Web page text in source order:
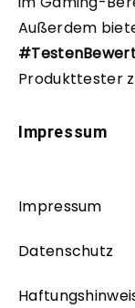
Außerdem
Produkttester
Impressum
Impressum
Datenschutz